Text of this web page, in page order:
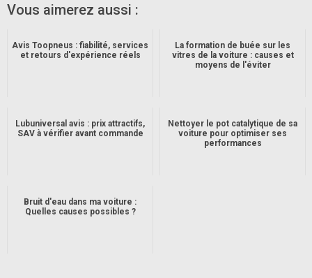
Vous aimerez aussi :
Avis Toopneus : fiabilité, services
et retours d'expérience réels
La formation de buée sur les
vitres de la voiture : causes et
moyens de l'éviter
Lubuniversal avis : prix attractifs,
SAV à vérifier avant commande
Nettoyer le pot catalytique de sa
voiture pour optimiser ses
performances
Bruit d'eau dans ma voiture :
Quelles causes possibles ?